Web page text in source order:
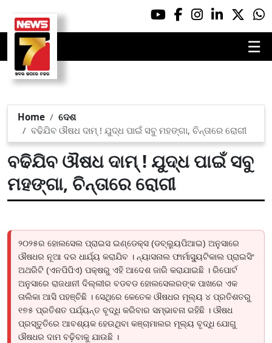
☰
Home
ଦେଶ
ବଢିଯିବ ଔଷଧ ଦାମ୍ ! ଯୁଦ୍ଧ ପାଇଁ ସବୁ ମହଙ୍ଗା, ଚିନ୍ତାରେ ରୋଗୀ
ବଢିଯିବ ଔଷଧ ଦାମ୍ ! ଯୁଦ୍ଧ ପାଇଁ ସବୁ
ମହଙ୍ଗା, ଚିନ୍ତାରେ ରୋଗୀ
୨୦୨୫ର ହୋଲସେଲ ପ୍ରାଇସ ଇଣ୍ଡେକ୍ସ (ଡବ୍ଲ୍ୟୁପିଆଇ) ଅନୁସାରେ
ଔଷଧର ନୂଆ ଦର ଧାର୍ଯ୍ୟ କରାଯିବ । ନ୍ୟାସନାଲ ଫାର୍ମାସ୍ୟୁଟିକାଲ ପ୍ରାଇସିଂ
ଅଥରିଟି (ଏନପିପିଏ) ପକ୍ଷରୁ ଏହି ଆଦେଶ ଜାରି କରାଯାଇଛି । ରିପୋର୍ଟ
ଅନୁସାରେ ରାଜଧାନୀ ଦିଲ୍ଲୀର ବଡବଡ ହୋଲସେଲରଙ୍କ ପାଖରେ ଏକ
ତାଲିକା ଆସି ପହଞ୍ଚିଛି । ସେଥିରେ କେତେକ ଔଷଧର ମୂଲ୍ୟ ୪ ପ୍ରତିଶତରୁ
୧୭୫ ପ୍ରତିଶତ ପର୍ଯ୍ୟନ୍ତ ବୃଦ୍ଧି କରିବାର ସମ୍ଭାବନା ରହିଛି । ଔଷଧ
ପ୍ରସ୍ତୁତିରେ ଆବଶ୍ୟକ ହେଉଥିବା କଞ୍ଚାମାଲର ମୂଲ୍ୟ ବୃଦ୍ଧି ଯୋଗୁ
ଔଷଧର ଦାମ ବଢ଼ିବାକୁ ଯାଉଛି ।